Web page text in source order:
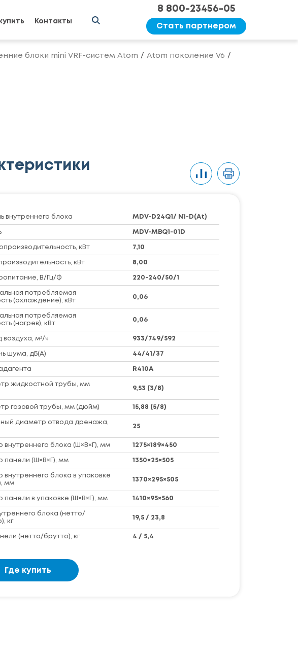
Контакты
8 800-23456-05
Стать партнером
блоки mini VRF-систем Atom
Atom поколение V6
внутреннего блока MDV-D24Q1/ N1-D(At)
MDV-MBQ1-01D
кВт 7,10
кВт 8,00
В/Гц/Ф 220-240/50/1
потребляемая
(охлаждение), кВт
0,06
потребляемая
(нагрев), кВт
0,06
воздуха, м³/ч 933/749/592
шума, дБ(A) 44/41/37
R410A
жидкостной трубы, мм
9,53 (3/8)
газовой трубы, мм (дюйм) 15,88 (5/8)
диаметр отвода дренажа,
25
внутреннего блока (Ш×В×Г), мм 1275×189×450
панели (Ш×В×Г), мм 1350×25×505
внутреннего блока в упаковке
мм
1370×295×505
панели в упаковке (Ш×В×Г), мм 1410×95×560
блока (нетто/
кг
19,5 / 23,8
(нетто/брутто), кг 4 / 5,4
Где купить